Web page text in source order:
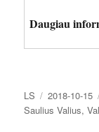
Daugiau
Autorius
LS Paskelbta
2018-10-15
Saulius Valius,